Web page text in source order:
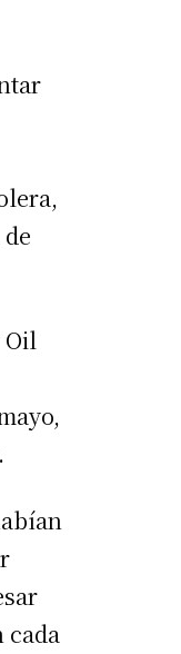
Oil
cada